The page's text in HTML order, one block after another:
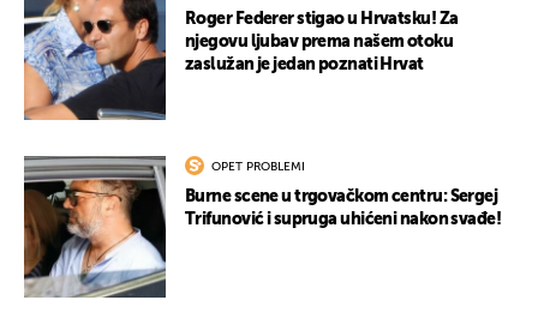
Roger Federer stigao u Hrvatsku! Za
njegovu ljubav prema našem otoku
zaslužan je jedan poznati Hrvat
OPET PROBLEMI
Burne scene u trgovačkom centru: Sergej
Trifunović i supruga uhićeni nakon svađe!